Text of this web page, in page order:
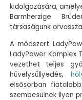
kidolgozására,
Barmherzige
társaságunk
A módszert
LadyPower Komplex
vezethet teljes
hüvelysüllyedés,
elsősorban
szembesülnek ilyen